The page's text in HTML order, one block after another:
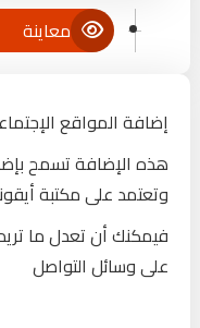
معاينة
إضافة المواقع
هذه الإضافة تسمح
وتعتمد على مكتبة
فيمكنك أن تعدل ما
على وسائل التواصل